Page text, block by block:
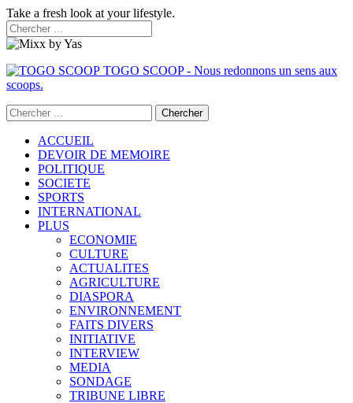
Take a fresh look at your lifestyle.
TOGO SCOOP - Nous redonnons un sens aux
scoops.
ACCUEIL
DEVOIR DE MEMOIRE
POLITIQUE
SOCIETE
SPORTS
INTERNATIONAL
PLUS
ECONOMIE
CULTURE
ACTUALITES
AGRICULTURE
DIASPORA
ENVIRONNEMENT
FAITS DIVERS
INITIATIVE
INTERVIEW
MEDIA
SONDAGE
TRIBUNE LIBRE